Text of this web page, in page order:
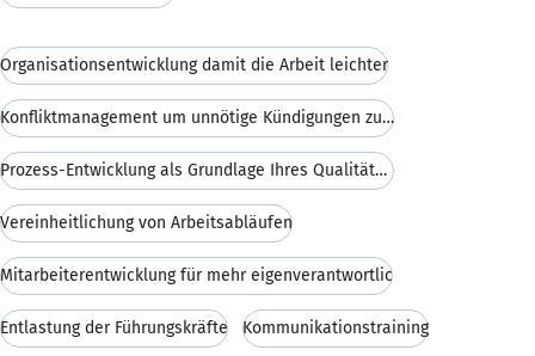
Organisationsentwicklung damit die Arbeit leichter
Konfliktmanagement um unnötige Kündigungen zu verh
Prozess-Entwicklung als Grundlage Ihres Qualitätsm
Vereinheitlichung von Arbeitsabläufen
Mitarbeiterentwicklung für mehr eigenverantwortlic
Entlastung der Führungskräfte Kommunikationstraining